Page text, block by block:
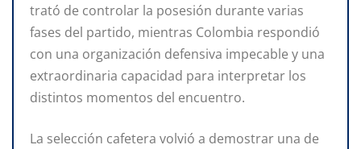
trató de controlar la posesión durante varias
fases del partido, mientras Colombia respondió
con una organización defensiva impecable y una
extraordinaria capacidad para interpretar los
distintos momentos del encuentro.
La selección cafetera volvió a demostrar una de